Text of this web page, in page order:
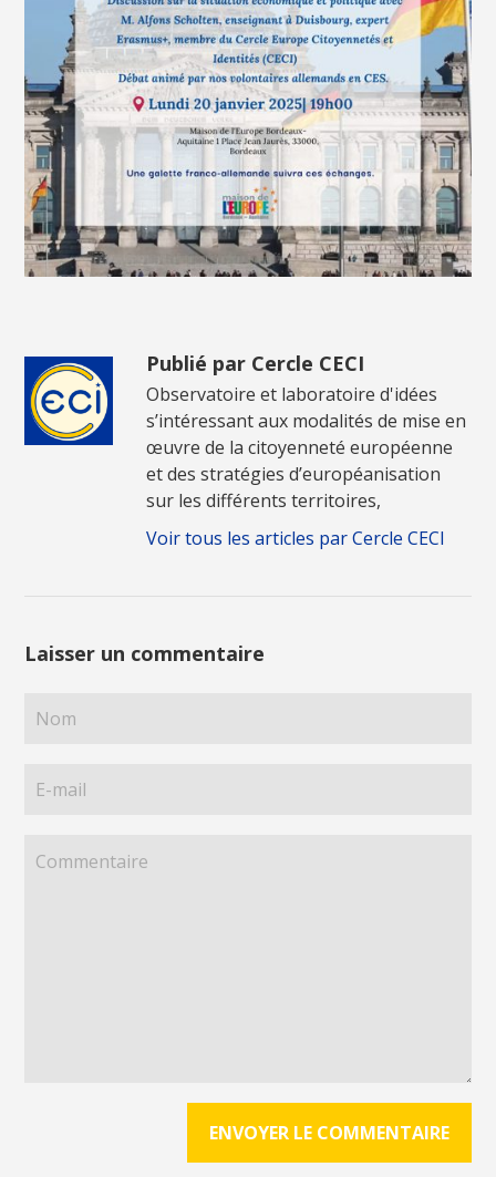
Publié par Cercle CECI
Observatoire et laboratoire d'idées
s’intéressant aux modalités de mise en
œuvre de la citoyenneté européenne
et des stratégies d’européanisation
sur les différents territoires,
Voir tous les articles par Cercle CECI
Laisser un commentaire